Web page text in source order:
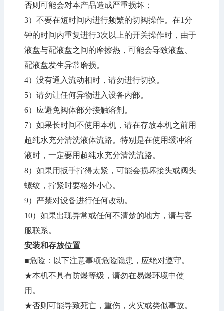
否则可能会对本产品造成严重损坏；
3）不要在短时间内进行频繁的切阀操作。在1分
钟的时间内重复进行3次以上的开关操作时，由于
液盘与配液盘之间的摩擦热，可能会导致液盘、
配液盘发生异常磨损。
4）没有通入流动相时，请勿进行切换。
5）请勿让任何异物进入设备内部。
6）应避免阀体部分接触溶剂。
7）如果长时间不使用本机，请在存放本机之前用
超纯水充分清洗液体流路。特别是在使用缓冲溶
液时，一定要用超纯水充分清洗流路。
8）如果用扳手拧得太紧，可能会损坏接头或阀头
螺纹，拧紧时要格外小心。
9）严禁对设备进行任何改动。
10）如果出现异常或任何不清楚的地方，请与客
服联系。
安装和存放位置
■危险：以下注意事项危险隐患，应绝对遵守。
★本机不具有防爆等级，请勿在易爆环境中使
用。
★否则可能导致死亡，重伤，火灾或类似事故。